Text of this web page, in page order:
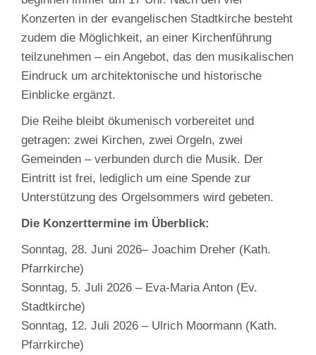
Konzerten in der evangelischen Stadtkirche besteht
zudem die Möglichkeit, an einer Kirchenführung
teilzunehmen – ein Angebot, das den musikalischen
Eindruck um architektonische und historische
Einblicke ergänzt.
Die Reihe bleibt ökumenisch vorbereitet und
getragen: zwei Kirchen, zwei Orgeln, zwei
Gemeinden – verbunden durch die Musik. Der
Eintritt ist frei, lediglich um eine Spende zur
Unterstützung des Orgelsommers wird gebeten.
Die Konzerttermine im Überblick:
Sonntag, 28. Juni 2026– Joachim Dreher (Kath.
Pfarrkirche)
Sonntag, 5. Juli 2026 – Eva‑Maria Anton (Ev.
Stadtkirche)
Sonntag, 12. Juli 2026 – Ulrich Moormann (Kath.
Pfarrkirche)